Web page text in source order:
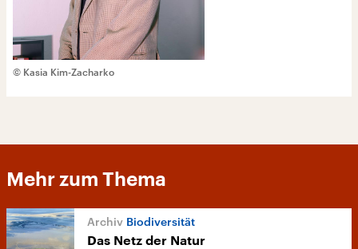
© Kasia Kim-Zacharko
Mehr zum Thema
Biodiversität
Das Netz der Natur